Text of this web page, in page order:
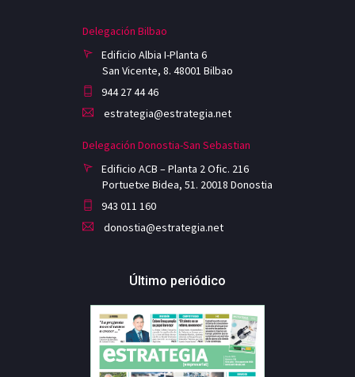
Delegación Bilbao
Edificio Albia I-Planta 6
San Vicente, 8. 48001 Bilbao
944 27 44 46
estrategia@estrategia.net
Delegación Donostia-San Sebastian
Edificio ACB – Planta 2 Ofic. 216
Portuetxe Bidea, 51. 20018 Donostia
943 011 160
donostia@estrategia.net
Último periódico